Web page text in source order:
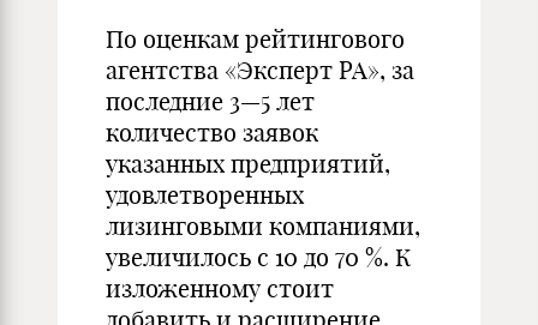
По оценкам рейтингового
агентства «Эксперт РА», за
последние 3—5 лет
количество заявок
указанных предприятий,
удовлетворенных
лизинговыми компаниями,
увеличилось с 10 до 70 %. К
изложенному стоит